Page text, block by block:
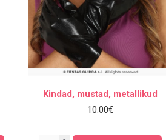
Kindad, mustad, metallikud
10.00€